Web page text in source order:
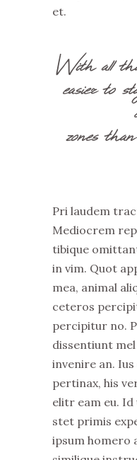
et.
With all
easier to
zones
Pri laudem
Mediocrem
tibique
in vim. Quot
mea, animal
ceteros
percipitur no.
dissentiunt
invenire an.
pertinax, his
elitr eam eu.
stet primis
ipsum homero